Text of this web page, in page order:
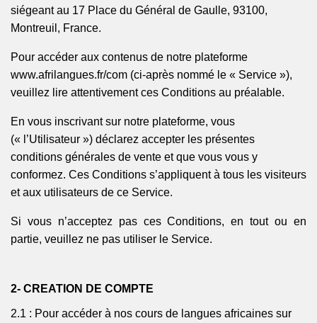
siégeant au 17 Place du Général de Gaulle, 93100,
Montreuil, France.
Pour accéder aux contenus de notre plateforme
www.afrilangues.fr/com (ci-après nommé le « Service »),
veuillez lire attentivement ces Conditions au préalable.
En vous inscrivant sur notre plateforme, vous
(« l’Utilisateur ») déclarez accepter les présentes
conditions générales de vente et que vous vous y
conformez. Ces Conditions s’appliquent à tous les visiteurs
et aux utilisateurs de ce Service.
Si vous n’acceptez pas ces Conditions, en tout ou en
partie, veuillez ne pas utiliser le Service.
2- CREATION DE COMPTE
2.1 : Pour accéder à nos cours de langues africaines sur